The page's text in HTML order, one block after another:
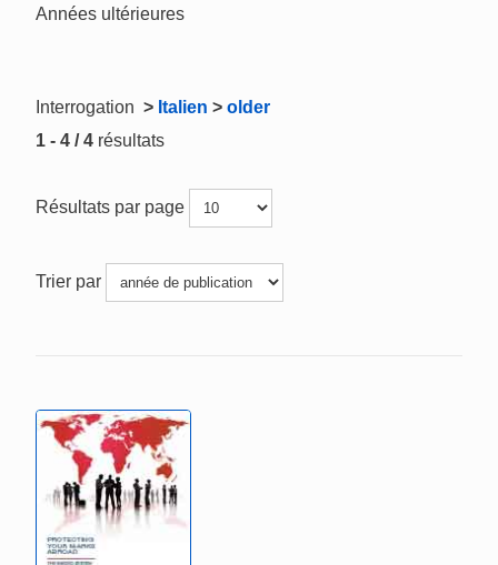
Années ultérieures
Interrogation > Italien > older
1 - 4 / 4 résultats
Résultats par page
Trier par